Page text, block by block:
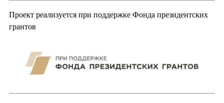
Проект реализуется при поддержке Фонда президентских
грантов